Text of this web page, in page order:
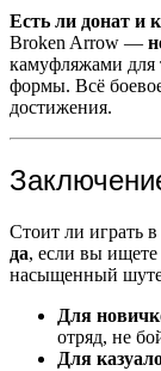
Есть ли донат и
Broken Arrow —
камуфляжами для
формы. Всё
достижения.
Стоит ли играть
да, если вы
насыщенный
Для
отряд, не
Для